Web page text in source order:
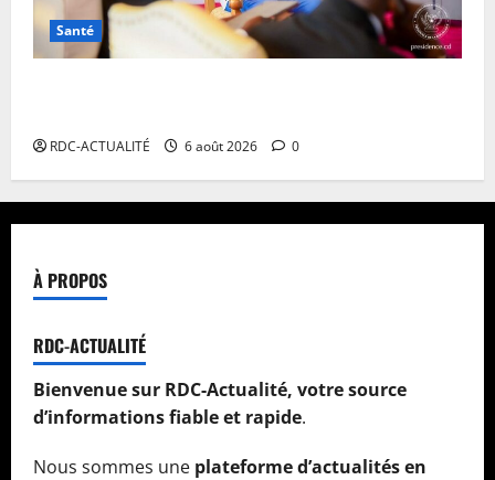
Santé
RDC-ACTUALITÉ 6 août 2026 0
À PROPOS
RDC-ACTUALITÉ
Bienvenue sur RDC-Actualité, votre source
d’informations fiable et rapide.
Nous sommes une plateforme d’actualités en